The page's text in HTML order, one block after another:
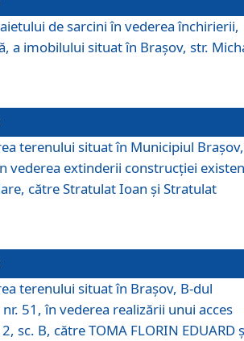
de sarcini în vederea închirierii,
a imobilului situat în Braşov, str.
terenului situat în Municipiul
vederea extinderii construcţiei
către Stratulat Ioan şi Stratulat
terenului situat în Braşov, B-dul
51, în vederea realizării unui acces
sc. B, către TOMA FLORIN EDUARD